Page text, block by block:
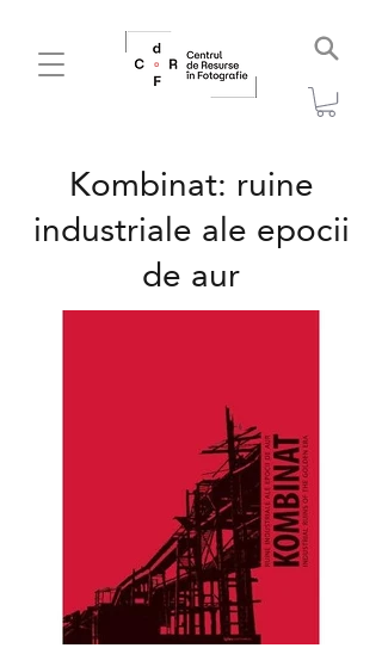
Kombinat: ruine
industriale ale epocii
de aur